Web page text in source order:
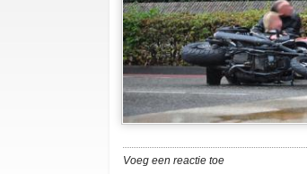
Voeg een reactie toe